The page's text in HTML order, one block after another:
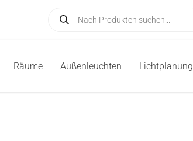
search
Räume Außenleuchten Lichtplanung